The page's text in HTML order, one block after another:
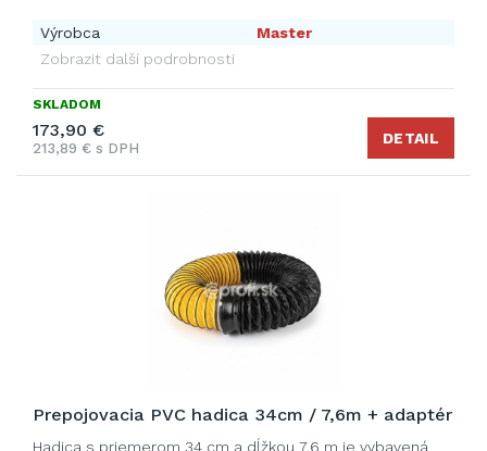
Výrobca
Master
Zobrazit další podrobnosti
SKLADOM
173,90 €
213,89 € s DPH
DETAIL
Prepojovacia PVC hadica 34cm / 7,6m + adaptér
Hadica s priemerom 34 cm a dĺžkou 7,6 m je vybavená